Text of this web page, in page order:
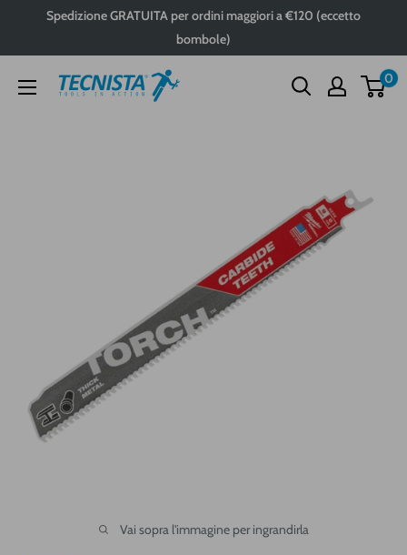
Spedizione GRATUITA per ordini maggiori a €120 (eccetto
bombole)
Tecnista 0
Vai sopra l'immagine per ingrandirla